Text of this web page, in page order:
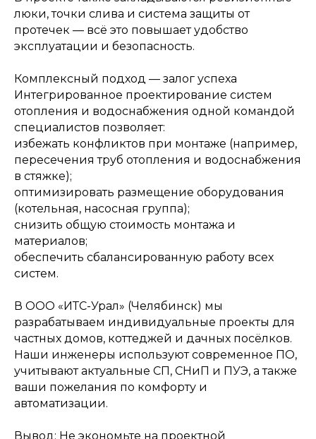
люки, точки слива и система защиты от
протечек — всё это повышает удобство
эксплуатации и безопасность.
Комплексный подход — залог успеха
Интегрированное проектирование систем
отопления и водоснабжения одной командой
специалистов позволяет:
избежать конфликтов при монтаже (например,
пересечения труб отопления и водоснабжения
в стяжке);
оптимизировать размещение оборудования
(котельная, насосная группа);
снизить общую стоимость монтажа и
материалов;
обеспечить сбалансированную работу всех
систем.
В ООО «ИТС-Урал» (Челябинск) мы
разрабатываем индивидуальные проекты для
частных домов, коттеджей и дачных посёлков.
Наши инженеры используют современное ПО,
учитывают актуальные СП, СНиП и ПУЭ, а также
ваши пожелания по комфорту и
автоматизации.
Вывод: Не экономьте на проектной
Я даю согласие на обработку
персональных данных и
соглашаюсь с политикой
конфиденциальностисайта.
Заказать звонок
свяжемся с вами так скоро,
насколько это возможно